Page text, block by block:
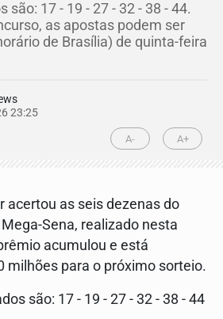
são: 17 - 19 - 27 - 32 - 38 - 44.
as apostas podem ser
de Brasília) de quinta-feira
23:25
A- A+
acertou as seis dezenas do
Sena, realizado nesta
acumulou e está
milhões para o próximo sorteio.
são: 17 - 19 - 27 - 32 - 38 - 44